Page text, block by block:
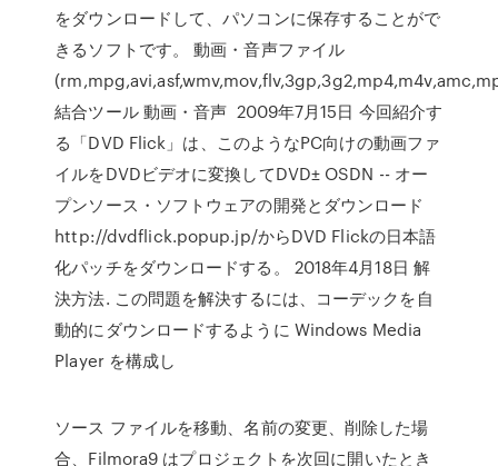
をダウンロードして、パソコンに保存することがで
きるソフトです。 動画・音声ファイル
結合ツール 動画・音声 2009年7月15日 今回紹介す
る「DVD Flick」は、このようなPC向けの動画ファ
イルをDVDビデオに変換してDVD± OSDN -- オー
プンソース・ソフトウェアの開発とダウンロード
http://dvdflick.popup.jp/からDVD Flickの日本語
化パッチをダウンロードする。 2018年4月18日 解
決方法. この問題を解決するには、コーデックを自
動的にダウンロードするように Windows Media
Player を構成し
ソース ファイルを移動、名前の変更、削除した場
合、Filmora9 はプロジェクトを次回に開いたとき